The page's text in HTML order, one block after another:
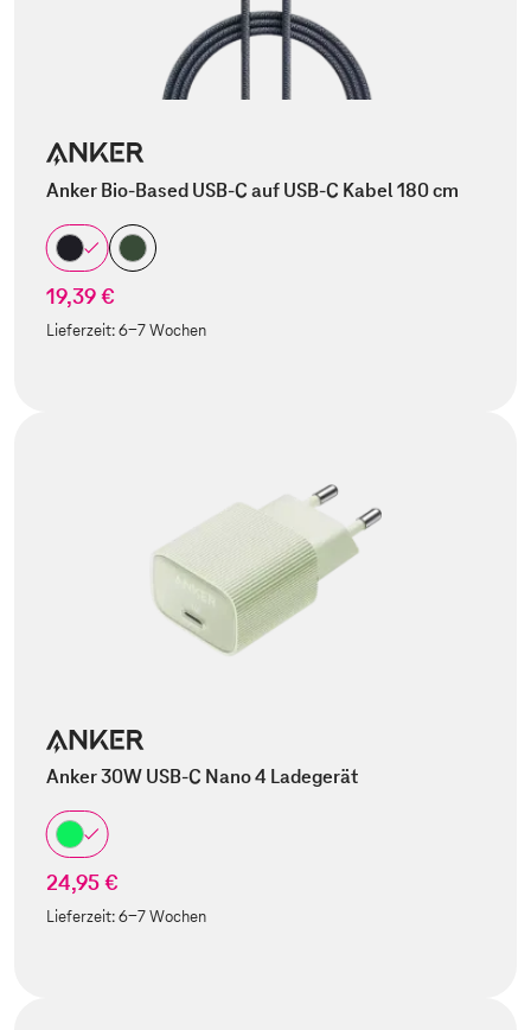
Anker Bio-Based USB-C auf USB-C Kabel 180 cm
19,39 €
Lieferzeit:6-7 Wochen
Anker 30W USB-C Nano 4 Ladegerät
24,95 €
Lieferzeit:6-7 Wochen